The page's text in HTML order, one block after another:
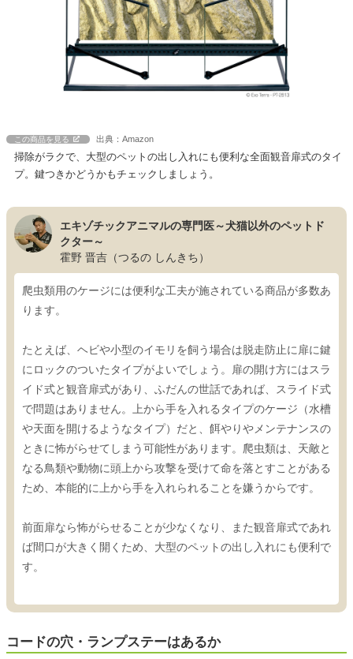
この商品を見る 出典：Amazon
掃除がラクで、大型のペットの出し入れにも便利な全面観音扉式のタイ
プ。鍵つきかどうかもチェックしましょう。
エキゾチックアニマルの専門医～犬猫以外のペットド
クター～
霍野 晋吉（つるの しんきち）
爬虫類用のケージには便利な工夫が施されている商品が多数あ
ります。
たとえば、ヘビや小型のイモリを飼う場合は脱走防止に扉に鍵
にロックのついたタイプがよいでしょう。扉の開け方にはスラ
イド式と観音扉式があり、ふだんの世話であれば、スライド式
で問題はありません。上から手を入れるタイプのケージ（水槽
や天面を開けるようなタイプ）だと、餌やりやメンテナンスの
ときに怖がらせてしまう可能性があります。爬虫類は、天敵と
なる鳥類や動物に頭上から攻撃を受けて命を落とすことがある
ため、本能的に上から手を入れられることを嫌うからです。
前面扉なら怖がらせることが少なくなり、また観音扉式であれ
ば間口が大きく開くため、大型のペットの出し入れにも便利で
す。
コードの穴・ランプステーはあるか